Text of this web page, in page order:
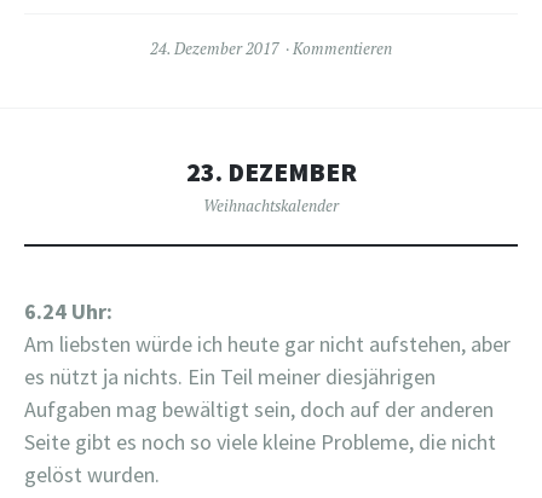
24. Dezember 2017 Kommentieren
23. DEZEMBER
Weihnachtskalender
6.24 Uhr:
Am liebsten würde ich heute gar nicht aufstehen, aber
es nützt ja nichts. Ein Teil meiner diesjährigen
Aufgaben mag bewältigt sein, doch auf der anderen
Seite gibt es noch so viele kleine Probleme, die nicht
gelöst wurden.